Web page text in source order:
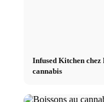
Infused Kitchen
cannabis